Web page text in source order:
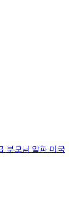
부모님 알파 미국